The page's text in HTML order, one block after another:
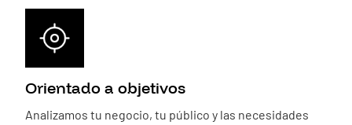
Orientado a objetivos
Analizamos tu negocio, tu público y las necesidades